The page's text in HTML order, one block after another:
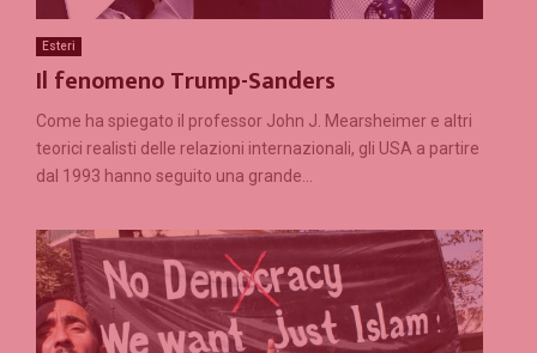
Esteri
Il fenomeno Trump-Sanders
Come ha spiegato il professor John J. Mearsheimer e altri
teorici realisti delle relazioni internazionali, gli USA a partire
dal 1993 hanno seguito una grande...